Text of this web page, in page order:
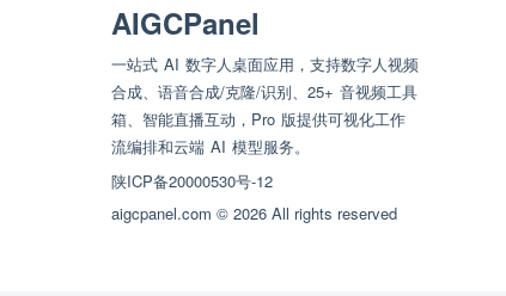
AIGCPanel
一站式 AI 数字人桌面应用，支持数字人视频
合成、语音合成/克隆/识别、25+ 音视频工具
箱、智能直播互动，Pro 版提供可视化工作
流编排和云端 AI 模型服务。
陕ICP备20000530号-12
aigcpanel.com © 2026 All rights reserved